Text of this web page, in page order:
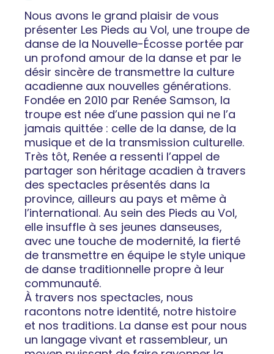
Nous avons le grand plaisir de vous
présenter Les Pieds au Vol, une troupe de
danse de la Nouvelle-Écosse portée par
un profond amour de la danse et par le
désir sincère de transmettre la culture
acadienne aux nouvelles générations.
Fondée en 2010 par Renée Samson, la
troupe est née d’une passion qui ne l’a
jamais quittée : celle de la danse, de la
musique et de la transmission culturelle.
Très tôt, Renée a ressenti l’appel de
partager son héritage acadien à travers
des spectacles présentés dans la
province, ailleurs au pays et même à
l’international. Au sein des Pieds au Vol,
elle insuffle à ses jeunes danseuses,
avec une touche de modernité, la fierté
de transmettre en équipe le style unique
de danse traditionnelle propre à leur
communauté.
À travers nos spectacles, nous
racontons notre identité, notre histoire
et nos traditions. La danse est pour nous
un langage vivant et rassembleur, un